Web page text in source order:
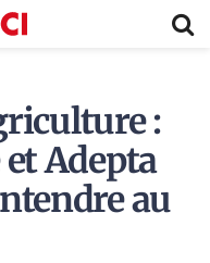
:
Adepta
au